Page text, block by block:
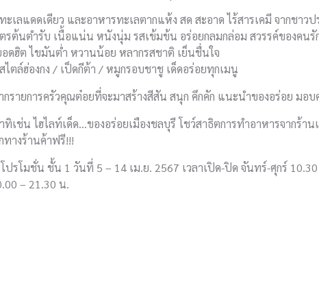
เลแดดเดียว และอาหารทะเลตากแห้ง สด สะอาด ไร้สารเคมี จากชาว
รต้นตำรับ เนื้อแน่น หนังนุ่ม รสเข้มข้น อร่อยกลมกล่อม สวรรค์ของคนรั
อดฮิต ไขมันต่ำ หวานน้อย หลากรสชาติ เย็นชื่นใจ
สไตล์ฮ่องกง / เป็ดกีต้า / หมูกรอบชาชู เด็ดอร่อยทุกเมนู
รายการครัวคุณต๋อยที่จะมาสร้างสีสัน สนุก คึกคัก แนะนำของอร่อย มอ
เช่น ไฮไลท์เด็ด…ของอร่อยเมืองชลบุรี โชว์สาธิตการทำอาหารจากร้
ทางร้านค้าฟรี!!!
ปรโมชั่น ชั้น 1 วันที่ 5 – 14 เม.ย. 2567 เวลาเปิด-ปิด จันทร์-ศุกร์
– 21.30 น.